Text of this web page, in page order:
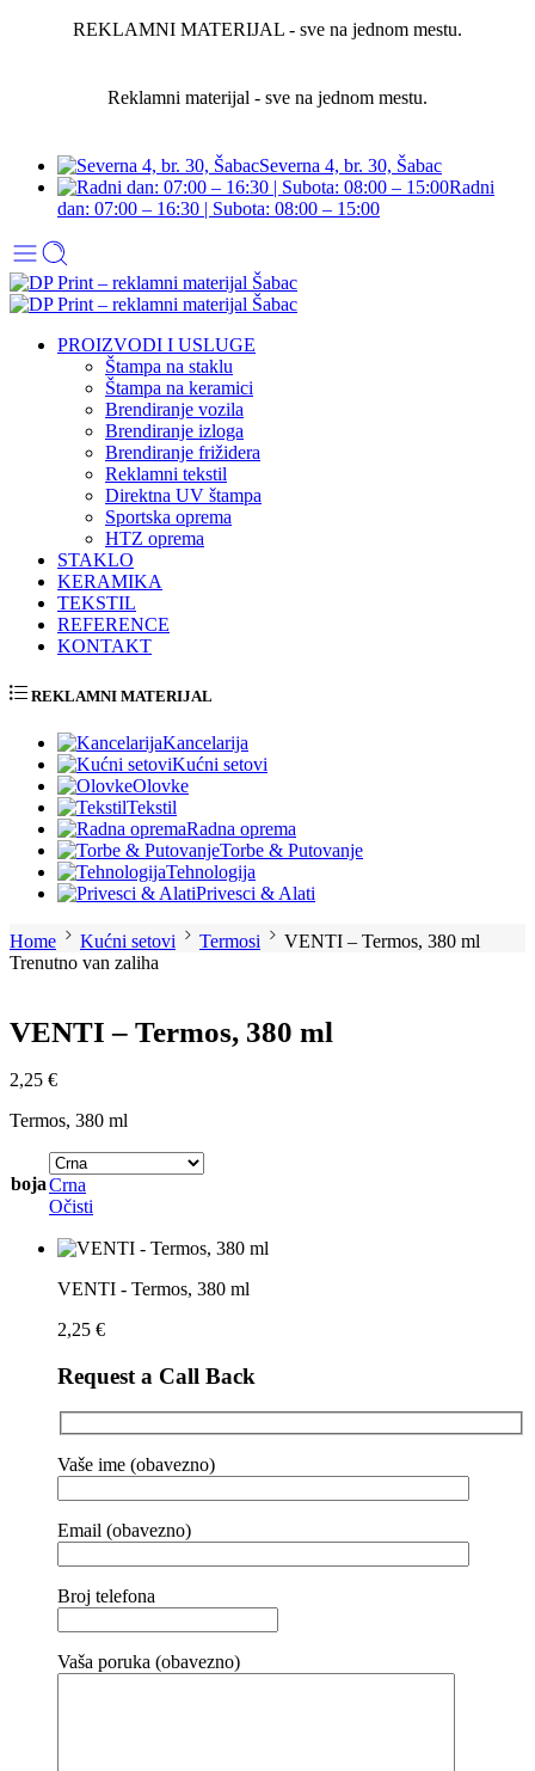
REKLAMNI MATERIJAL - sve na jednom mestu.
Reklamni materijal - sve na jednom mestu.
Severna 4, br. 30, Šabac
Radni
dan: 07:00 – 16:30 | Subota: 08:00 – 15:00
PROIZVODI I USLUGE
Štampa na staklu
Štampa na keramici
Brendiranje vozila
Brendiranje izloga
Brendiranje frižidera
Reklamni tekstil
Direktna UV štampa
Sportska oprema
HTZ oprema
STAKLO
KERAMIKA
TEKSTIL
REFERENCE
KONTAKT
REKLAMNI MATERIJAL
Kancelarija
Kućni setovi
Olovke
Tekstil
Radna oprema
Torbe & Putovanje
Tehnologija
Privesci & Alati
Home Kućni setovi Termosi
VENTI – Termos, 380 ml
Trenutno van zaliha
VENTI – Termos, 380 ml
2,25 €
Termos, 380 ml
bojaCrna
Očisti
VENTI - Termos, 380 ml
2,25 €
Request a Call Back
Vaše ime (obavezno)
Email (obavezno)
Broj telefona
Vaša poruka (obavezno)